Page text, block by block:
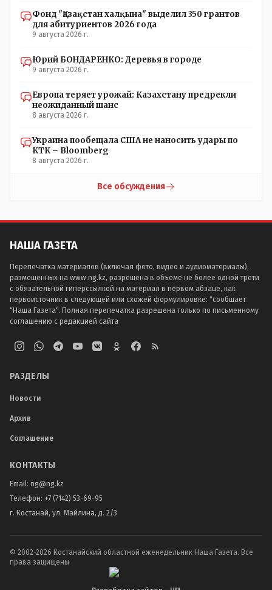
Фонд "Қазақстан халқына" выделил 350 грантов
для абитуриентов 2026 года
9 августа 2026 г.
Юрий БОНДАРЕНКО: Деревья в городе
9 августа 2026 г.
Европа теряет урожай: Казахстану предрекли
неожиданный шанс
8 августа 2026 г.
Украина пообещала США не наносить удары по
КТК – Bloomberg
8 августа 2026 г.
Все обсуждения
НАША ГАЗЕТА
Перепечатка материалов (включая фото, видео и аудиоматериалы),
размещенных на www.ng.kz, разрешена в объеме не более одной трети
с обязательной гиперссылкой на материал в первом абзаце, как
первоисточник в следующей или схожей формулировке: "сообщает
"Наша Газета". Полная перепечатка разрешена только по письменному
соглашению с редакцией сайта
РАЗДЕЛЫ
Новости
Архив
Соглашение
КОНТАКТЫ
Email: ng@ng.kz
Телефон: +7 (7142) 53-69-95
г. Костанай, ул. Майлина, д. 2/3
© 2002-2026 Костанайский областной еженедельник Наша Газета. Все
права защищены